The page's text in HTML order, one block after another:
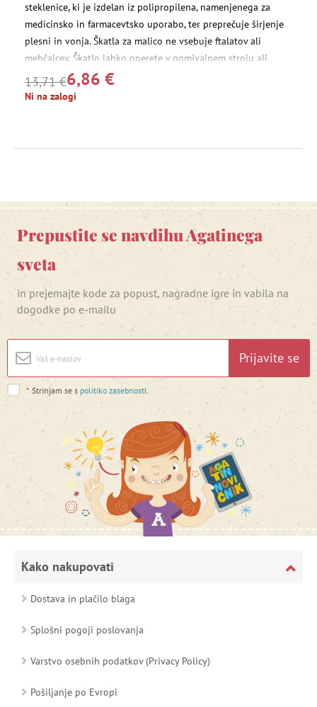
steklenice, ki je izdelan iz polipropilena, namenjenega za
medicinsko in farmacevtsko uporabo, ter preprečuje širjenje
plesni in vonja. Škatla za malico ne vsebuje ftalatov ali
mehčalcev. Škatlo lahko operete v pomivalnem stroju ali
malico v njej segrejete v mikrovalovni pečici.
13,71 €6,86 €
Ni na zalogi
Prepustite se navdihu Agatinega
sveta
in prejemajte kode za popust, nagradne igre in vabila na
dogodke po e-mailu
Prijavite se
* Strinjam se s politiko zasebnosti.
Kako nakupovati
Dostava in plačilo blaga
Splošni pogoji poslovanja
Varstvo osebnih podatkov (Privacy Policy)
Pošiljanje po Evropi